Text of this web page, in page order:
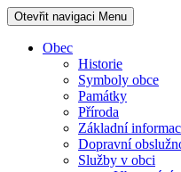
Otevřit navigaci Menu
Obec
Historie
Symboly obce
Památky
Příroda
Základní
Dopravní
Služby v obci